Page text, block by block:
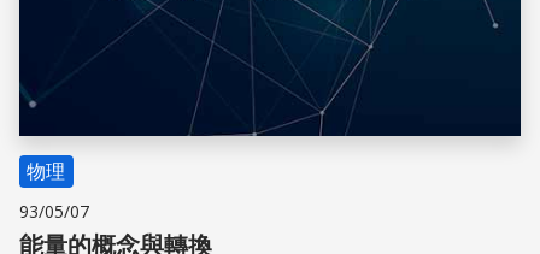
物理
93/05/07
能量的概念與轉換